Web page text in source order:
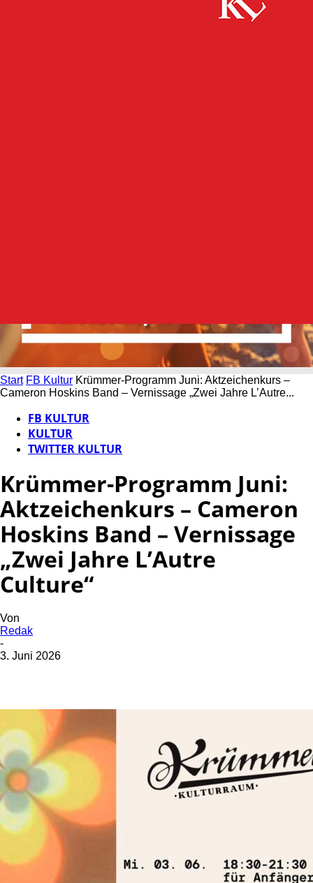
Start FB Kultur Krümmer-Programm Juni: Aktzeichenkurs –
Cameron Hoskins Band – Vernissage „Zwei Jahre L’Autre...
FB KULTUR
KULTUR
TWITTER KULTUR
Krümmer-Programm Juni:
Aktzeichenkurs – Cameron
Hoskins Band – Vernissage
„Zwei Jahre L’Autre
Culture“
Von
Redak
-
3. Juni 2026